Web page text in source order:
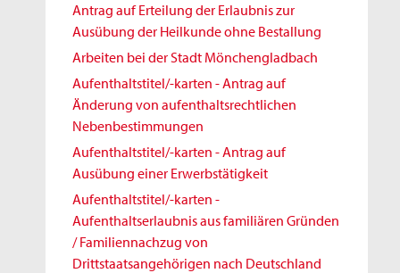
Antrag auf Erteilung der Erlaubnis zur
Ausübung der Heilkunde ohne Bestallung
Arbeiten bei der Stadt Mönchengladbach
Aufenthaltstitel/-karten - Antrag auf
Änderung von aufenthaltsrechtlichen
Nebenbestimmungen
Aufenthaltstitel/-karten - Antrag auf
Ausübung einer Erwerbstätigkeit
Aufenthaltstitel/-karten -
Aufenthaltserlaubnis aus familiären Gründen
/ Familiennachzug von
Drittstaatsangehörigen nach Deutschland